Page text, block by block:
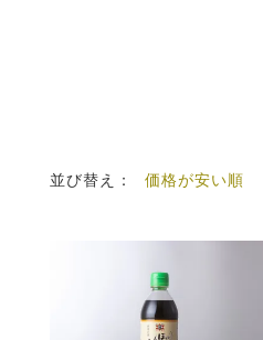
並び替え 価格が安い順